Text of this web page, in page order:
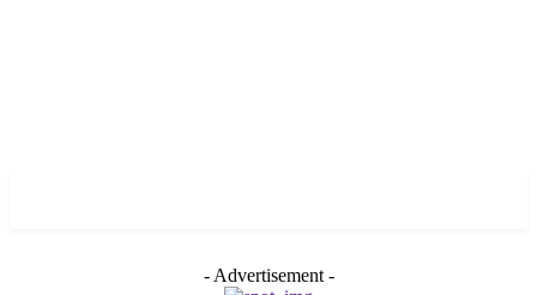
- Advertisement -